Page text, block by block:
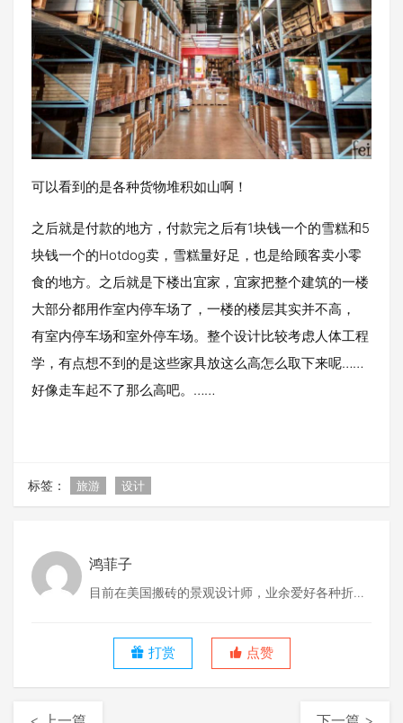
可以看到的是各种货物堆积如山啊！
之后就是付款的地方，付款完之后有1块钱一个的雪糕和5
块钱一个的Hotdog卖，雪糕量好足，也是给顾客卖小零
食的地方。之后就是下楼出宜家，宜家把整个建筑的一楼
大部分都用作室内停车场了，一楼的楼层其实并不高，
有室内停车场和室外停车场。整个设计比较考虑人体工程
学，有点想不到的是这些家具放这么高怎么取下来呢……
好像走车起不了那么高吧。……
标签： 旅游 设计
鸿菲子
目前在美国搬砖的景观设计师，业余爱好各种折
打赏 点赞